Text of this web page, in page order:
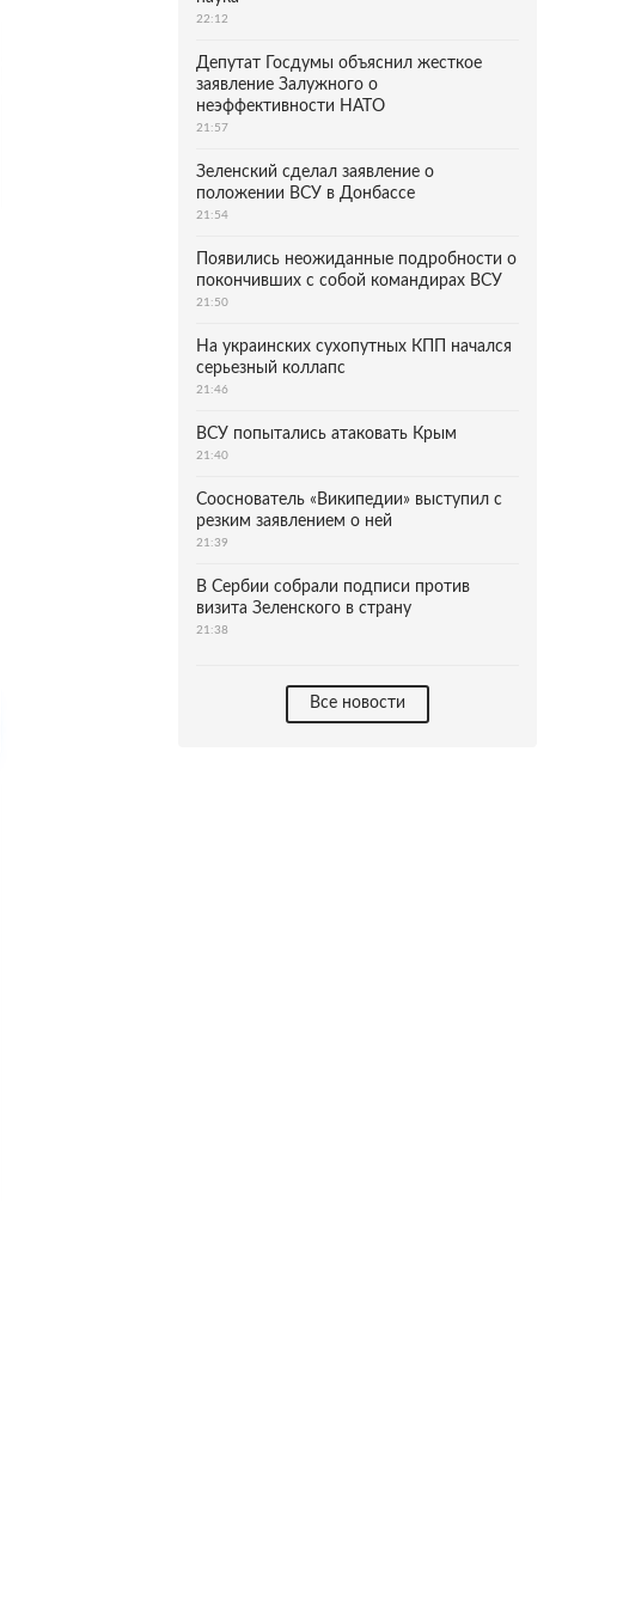
22:12
Депутат Госдумы объяснил жесткое
заявление Залужного о
неэффективности НАТО
21:57
Зеленский сделал заявление о
положении ВСУ в Донбассе
21:54
Появились неожиданные подробности о
покончивших с собой командирах ВСУ
21:50
На украинских сухопутных КПП начался
серьезный коллапс
21:46
ВСУ попытались атаковать Крым
21:40
Сооснователь «Википедии» выступил с
резким заявлением о ней
21:39
В Сербии собрали подписи против
визита Зеленского в страну
21:38
Все новости